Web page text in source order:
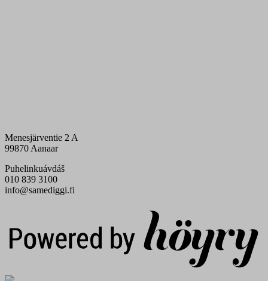
Menesjärventie 2 A
99870 Aanaar
Puhelinkuávdáš
010 839 3100
info@samediggi.fi